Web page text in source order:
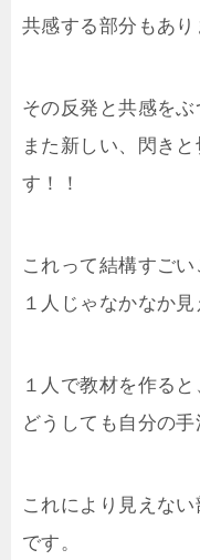
共感する部分もあり
その反発と共感をぶ
また新しい、閃き
す！！
これって結構すごい
１人じゃなかなか見
１人で教材を作ると
どうしても自分の手
これにより見えな
です。